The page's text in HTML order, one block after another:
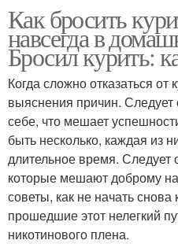
Как бросить
навсегда в
Бросил курить:
Когда сложно отказаться от
выяснения причин. Следует
себе, что мешает
быть несколько, каждая из
длительное время. Следует
которые мешают доброму
советы, как не начать
прошедшие этот нелегкий
никотинового плена.